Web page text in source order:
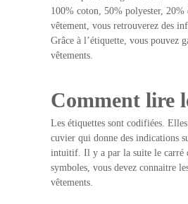
100% coton, 50% polyester, 20%
vêtement, vous retrouverez des
Grâce à l’étiquette, vous pouvez
vêtements.
Comment lire
Les étiquettes sont codifiées.
cuvier qui donne des indications
intuitif. Il y a par la suite le carré
symboles, vous devez connaitre
vêtements.